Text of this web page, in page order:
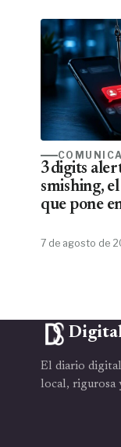
3digits
smishing,
que pone
7 de agosto de
El diario
local, rigurosa